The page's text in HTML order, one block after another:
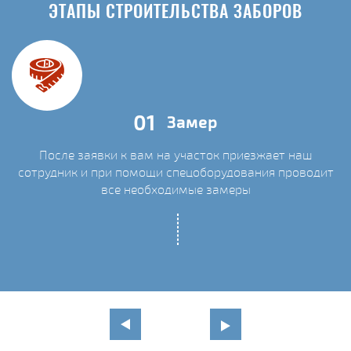
ЭТАПЫ СТРОИТЕЛЬСТВА ЗАБОРОВ
01 Замер
После заявки к вам на участок приезжает наш
сотрудник и при помощи спецоборудования проводит
все необходимые замеры